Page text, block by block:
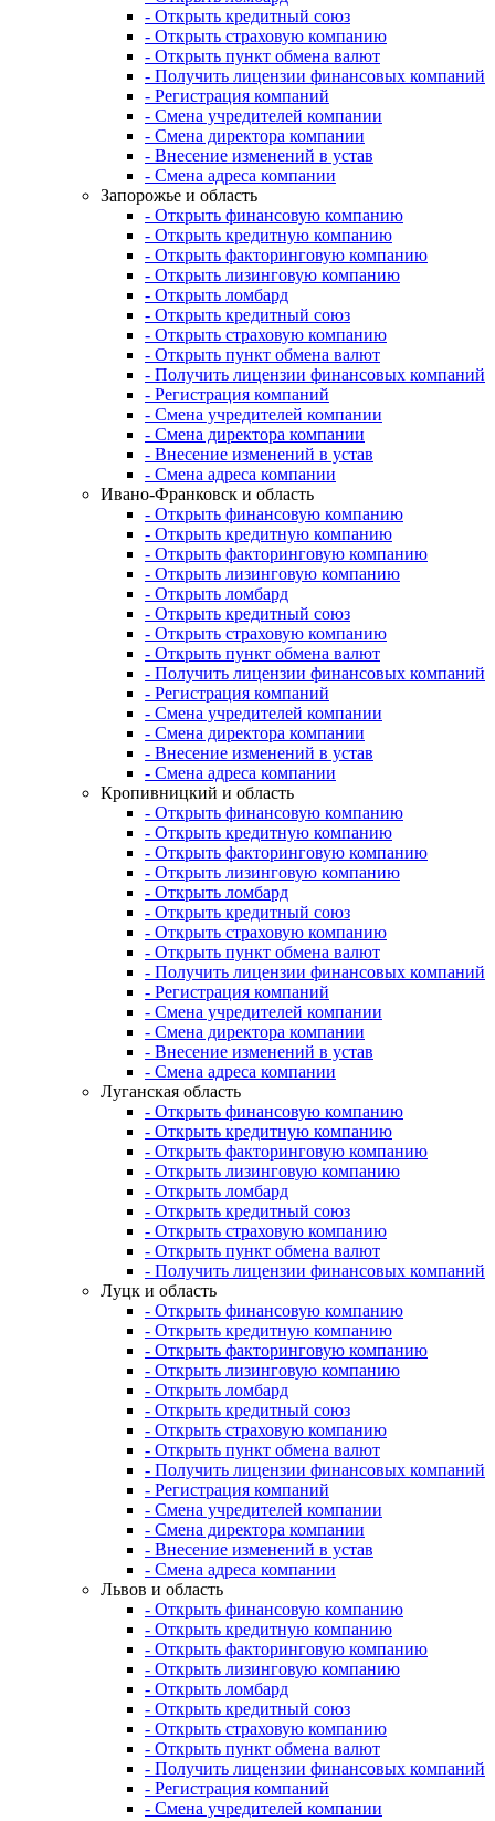
- Открыть кредитный союз
- Открыть страховую компанию
- Открыть пункт обмена валют
- Получить лицензии финансовых компаний
- Регистрация компаний
- Смена учредителей компании
- Смена директора компании
- Внесение изменений в устав
- Смена адреса компании
Запорожье и область
- Открыть финансовую компанию
- Открыть кредитную компанию
- Открыть факторинговую компанию
- Открыть лизинговую компанию
- Открыть ломбард
- Открыть кредитный союз
- Открыть страховую компанию
- Открыть пункт обмена валют
- Получить лицензии финансовых компаний
- Регистрация компаний
- Смена учредителей компании
- Смена директора компании
- Внесение изменений в устав
- Смена адреса компании
Ивано-Франковск и область
- Открыть финансовую компанию
- Открыть кредитную компанию
- Открыть факторинговую компанию
- Открыть лизинговую компанию
- Открыть ломбард
- Открыть кредитный союз
- Открыть страховую компанию
- Открыть пункт обмена валют
- Получить лицензии финансовых компаний
- Регистрация компаний
- Смена учредителей компании
- Смена директора компании
- Внесение изменений в устав
- Смена адреса компании
Кропивницкий и область
- Открыть финансовую компанию
- Открыть кредитную компанию
- Открыть факторинговую компанию
- Открыть лизинговую компанию
- Открыть ломбард
- Открыть кредитный союз
- Открыть страховую компанию
- Открыть пункт обмена валют
- Получить лицензии финансовых компаний
- Регистрация компаний
- Смена учредителей компании
- Смена директора компании
- Внесение изменений в устав
- Смена адреса компании
Луганская область
- Открыть финансовую компанию
- Открыть кредитную компанию
- Открыть факторинговую компанию
- Открыть лизинговую компанию
- Открыть ломбард
- Открыть кредитный союз
- Открыть страховую компанию
- Открыть пункт обмена валют
- Получить лицензии финансовых компаний
Луцк и область
- Открыть финансовую компанию
- Открыть кредитную компанию
- Открыть факторинговую компанию
- Открыть лизинговую компанию
- Открыть ломбард
- Открыть кредитный союз
- Открыть страховую компанию
- Открыть пункт обмена валют
- Получить лицензии финансовых компаний
- Регистрация компаний
- Смена учредителей компании
- Смена директора компании
- Внесение изменений в устав
- Смена адреса компании
Львов и область
- Открыть финансовую компанию
- Открыть кредитную компанию
- Открыть факторинговую компанию
- Открыть лизинговую компанию
- Открыть ломбард
- Открыть кредитный союз
- Открыть страховую компанию
- Открыть пункт обмена валют
- Получить лицензии финансовых компаний
- Регистрация компаний
- Смена учредителей компании